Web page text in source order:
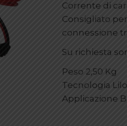
Corrente di
Consigliato
connessione
Su richiesta
Peso 2,50 Kg
Tecnologia
Applicazione